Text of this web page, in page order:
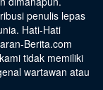
penulis lepas
Hati-Hati
Berita.com
tidak memiliki
wartawan atau